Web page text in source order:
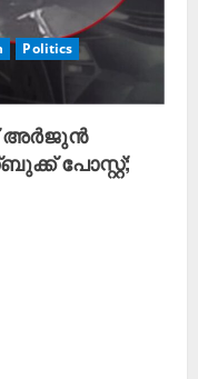
Politics
അർജുൻ
പോസ്റ്റ്;